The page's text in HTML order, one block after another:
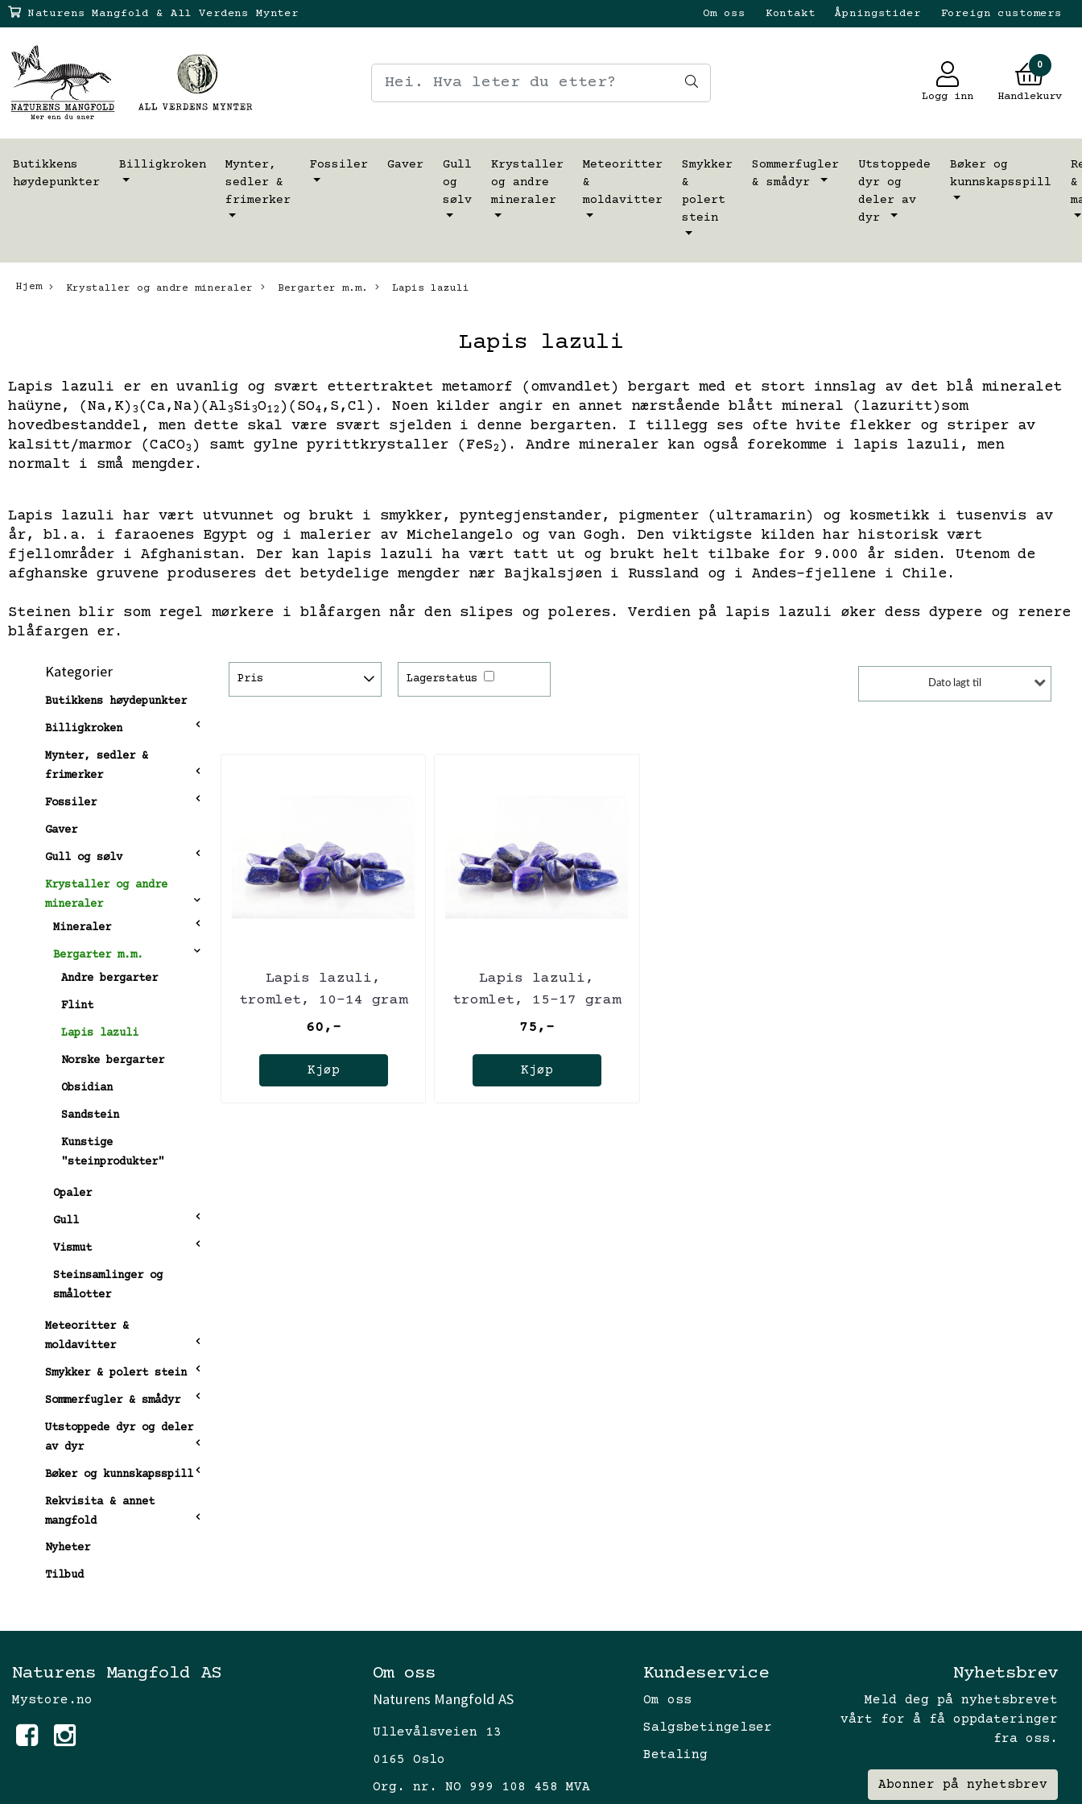
Naturens Mangfold & All Verdens Mynter Om oss Kontakt Åpningstider Foreign customers
Logg inn
0
Handlekurv
Butikkens
høydepunkter
Billigkroken
Mynter,
sedler &
frimerker
Fossiler Gaver
Gull
og
sølv
Krystaller
og andre
mineraler
Meteoritter
&
moldavitter
Smykker
&
polert
stein
Sommerfugler
& smådyr
Utstoppede
dyr og
deler av
dyr
Bøker og
kunnskapsspill
Hjem Krystaller og andre mineraler Bergarter m.m. Lapis lazuli
Lapis lazuli
Lapis lazuli er en uvanlig og svært ettertraktet metamorf (omvandlet) bergart med et stort innslag av det blå mineralet
haüyne, (Na,K)3(Ca,Na)(Al3Si3O12 )(SO4,S,Cl). Noen kilder angir en annet nærstående blått mineral (lazuritt)som
hovedbestanddel, men dette skal være svært sjelden i denne bergarten. I tillegg ses ofte hvite flekker og striper av
kalsitt/marmor (CaCO3 ) samt gylne pyrittkrystaller (FeS2 ). Andre mineraler kan også forekomme i lapis lazuli, men
normalt i små mengder.
Lapis lazuli har vært utvunnet og brukt i smykker, pyntegjenstander, pigmenter (ultramarin) og kosmetikk i tusenvis av
år, bl.a. i faraoenes Egypt og i malerier av Michelangelo og van Gogh. Den viktigste kilden har historisk vært
fjellområder i Afghanistan. Der kan lapis lazuli ha vært tatt ut og brukt helt tilbake for 9.000 år siden. Utenom de
afghanske gruvene produseres det betydelige mengder nær Bajkalsjøen i Russland og i Andes-fjellene i Chile.
Steinen blir som regel mørkere i blåfargen når den slipes og poleres. Verdien på lapis lazuli øker dess dypere og renere
blåfargen er.
Kategorier
Butikkens høydepunkter
Billigkroken
Mynter, sedler &
frimerker
Fossiler
Gaver
Gull og sølv
Krystaller og andre
mineraler
Mineraler
Bergarter m.m.
Andre bergarter
Flint
Lapis lazuli
Norske bergarter
Obsidian
Sandstein
Kunstige
"steinprodukter"
Opaler
Gull
Vismut
Steinsamlinger og
smålotter
Meteoritter &
moldavitter
Smykker & polert stein
Sommerfugler & smådyr
Utstoppede dyr og deler
av dyr
Bøker og kunnskapsspill
Rekvisita & annet
mangfold
Nyheter
Tilbud
Pris Lagerstatus Dato lagt til
Lapis lazuli,
tromlet, 10-14 gram
60,-
Kjøp
Lapis lazuli,
tromlet, 15-17 gram
75,-
Kjøp
Naturens Mangfold AS
Mystore.no
Om oss
Naturens Mangfold AS
Ullevålsveien 13
0165 Oslo
Org. nr. NO 999 108 458 MVA
Kundeservice
Om oss
Salgsbetingelser
Betaling
Nyhetsbrev
Meld deg på nyhetsbrevet
vårt for å få oppdateringer
fra oss.
Abonner på nyhetsbrev